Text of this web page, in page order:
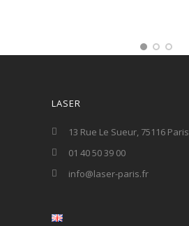
LASER
13 Rue Le Sueur, 75116 Paris
01 40 50 39 00
info@laser-paris.fr